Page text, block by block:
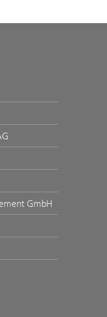
GmbH